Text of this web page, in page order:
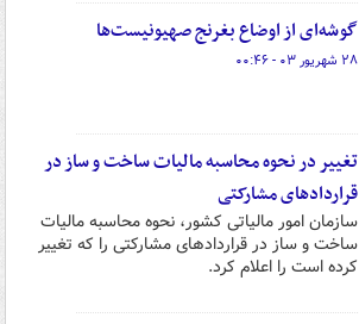
گوشه‌ای از اوضاع بغرنج صهیونیست‌ها
۲۸ شهریور ۰۳ - ۰۰:۴۶
تغییر در نحوه محاسبه مالیات ساخت و ساز در
قراردادهای مشارکتی
سازمان امور مالیاتی کشور، نحوه محاسبه مالیات
ساخت و ساز در قراردادهای مشارکتی را که تغییر
کرده است را اعلام کرد.